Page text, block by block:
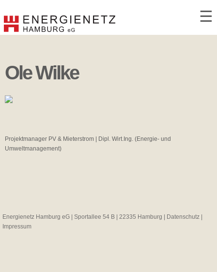
☰
Ole Wilke
Projektmanager PV & Mieterstrom | Dipl. Wirt.Ing. (Energie- und
Umweltmanagement)
Energienetz Hamburg eG | Sportallee 54 B | 22335 Hamburg | Datenschutz
Impressum